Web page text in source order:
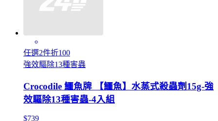
任選2件折100
強效驅除13種害蟲
Crocodile 鱷魚牌 【鱷魚】水蒸式殺蟲劑15g-強
效驅除13種害蟲-4入組
$739